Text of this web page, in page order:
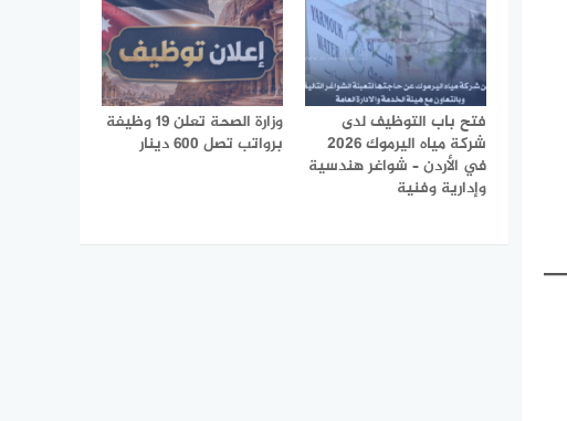
فتح باب التوظيف لدى
شركة مياه اليرموك 2026
في الأردن – شواغر هندسية
وإدارية وفنية
وزارة الصحة تعلن 19 وظيفة
برواتب تصل 600 دينار